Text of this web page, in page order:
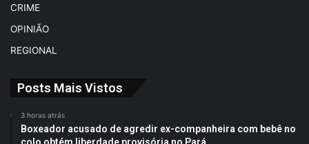
CRIME
OPINIÃO
REGIONAL
Posts Mais Vistos
3 horas atrás
Boxeador acusado de agredir ex-companheira com bebê no